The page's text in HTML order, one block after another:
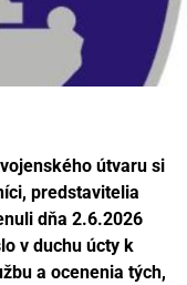
útvaru si
predstavitelia
dňa 2.6.2026
v duchu úcty k
a ocenenia tých,